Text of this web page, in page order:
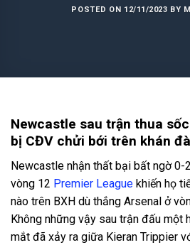
POSTED ON 12/11/2023 BY
Newcastle sau trận thua
bị CĐV chửi bới trên khán
Newcastle nhận thất bại bất ngờ 0-
vòng 12 Premier League khiến họ
nào trên BXH dù thắng Arsenal ở
Không những vậy sau trận đấu một
mắt đã xảy ra giữa Kieran Trippier